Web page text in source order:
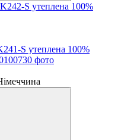
S утеплена 100%